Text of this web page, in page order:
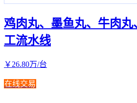
鸡肉丸、墨鱼丸、牛肉丸
工流水线
￥ 26.80万/台
在线交易